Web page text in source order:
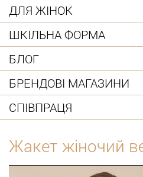
ДЛЯ ЖІНОК
ШКІЛЬНА ФОРМА
БЛОГ
БРЕНДОВІ МАГАЗИНИ
СПІВПРАЦЯ
Жакет жіночий